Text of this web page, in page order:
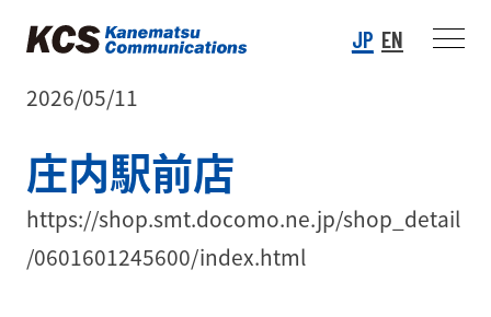
JP EN
2026/05/11
庄内駅前店
https://shop.smt.docomo.ne.jp/shop_detail
/0601601245600/index.html